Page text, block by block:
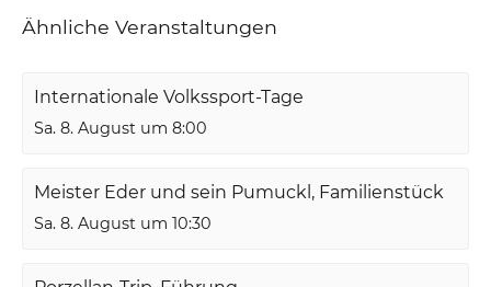
Ähnliche Veranstaltungen
Internationale Volkssport-Tage
Sa. 8. August um 8:00
Meister Eder und sein Pumuckl, Familienstück
Sa. 8. August um 10:30